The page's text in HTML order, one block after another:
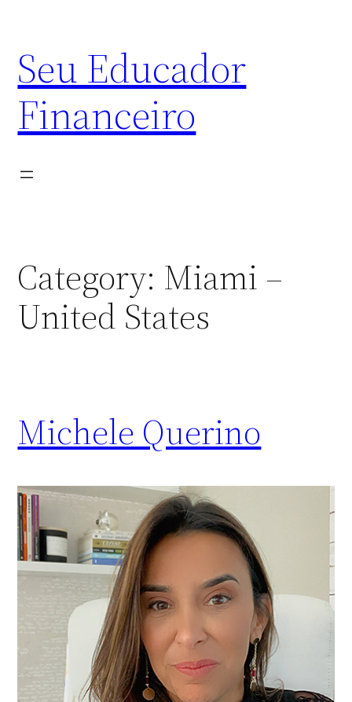
content
Seu Educador
Financeiro
Category: Miami –
United States
Michele Querino